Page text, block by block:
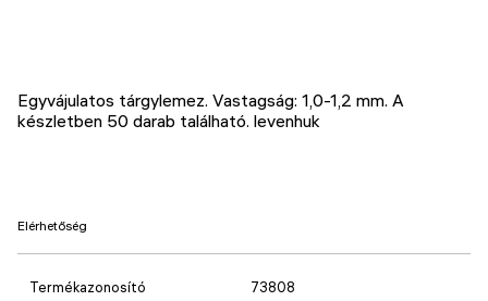
Egyvájulatos tárgylemez. Vastagság: 1,0-1,2 mm. A
készletben 50 darab található. levenhuk
Elérhetőség
Termékazonosító
73808